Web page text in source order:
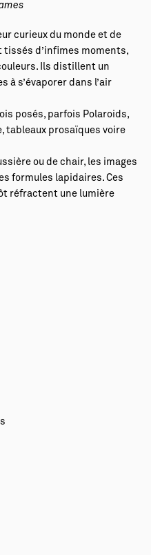
curieux du monde et de
tissés d’infimes moments,
Ils distillent un
à s’évaporer dans l’air
posés, parfois Polaroids,
prosaïques voire
ou de chair, les images
formules lapidaires. Ces
réfractent une lumière